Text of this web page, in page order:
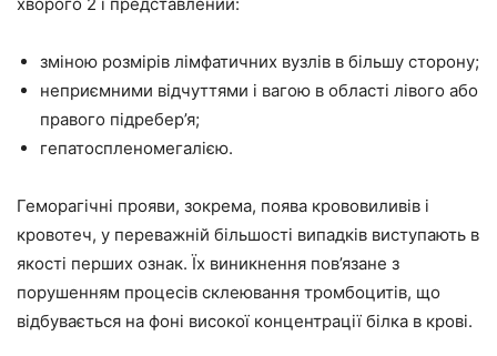
зміною розмірів лімфатичних вузлів в більшу сторону;
неприємними відчуттями і вагою в області лівого або
правого підребер’я;
гепатоспленомегалією.
Геморагічні прояви, зокрема, поява крововиливів і
кровотеч, у переважній більшості випадків виступають в
якості перших ознак. Їх виникнення пов’язане з
порушенням процесів склеювання тромбоцитів, що
відбувається на фоні високої концентрації білка в крові.